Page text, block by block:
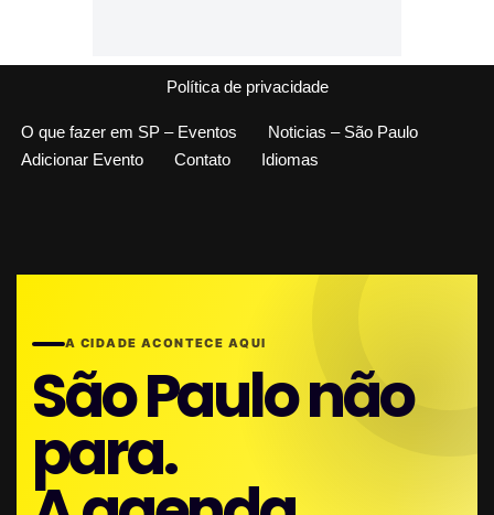
Política de privacidade
O que fazer em SP – Eventos
Noticias – São Paulo
Adicionar Evento
Contato Idiomas
A CIDADE ACONTECE AQUI
São Paulo não
para.